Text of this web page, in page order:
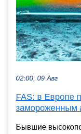
02:00, 09 Авг
FAS: в Европе
замороженным
Бывшие